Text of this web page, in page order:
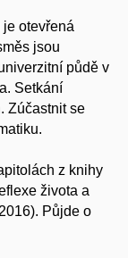
otevřená
jsou
půdě v
Setkání
Zúčastnit se
z knihy
života a
Půjde o